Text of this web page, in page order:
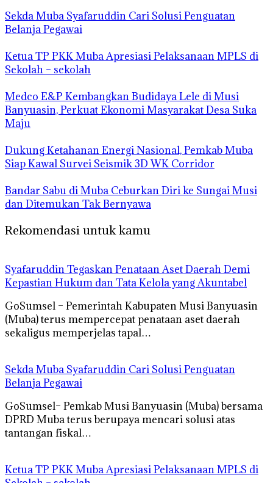
Sekda Muba Syafaruddin Cari Solusi Penguatan
Belanja Pegawai
Ketua TP PKK Muba Apresiasi Pelaksanaan MPLS di
Sekolah – sekolah
Medco E&P Kembangkan Budidaya Lele di Musi
Banyuasin, Perkuat Ekonomi Masyarakat Desa Suka
Maju
Dukung Ketahanan Energi Nasional, Pemkab Muba
Siap Kawal Survei Seismik 3D WK Corridor
Bandar Sabu di Muba Ceburkan Diri ke Sungai Musi
dan Ditemukan Tak Bernyawa
Rekomendasi untuk kamu
Syafaruddin Tegaskan Penataan Aset Daerah Demi
Kepastian Hukum dan Tata Kelola yang Akuntabel
GoSumsel – Pemerintah Kabupaten Musi Banyuasin
(Muba) terus mempercepat penataan aset daerah
sekaligus memperjelas tapal…
Sekda Muba Syafaruddin Cari Solusi Penguatan
Belanja Pegawai
GoSumsel– Pemkab Musi Banyuasin (Muba) bersama
DPRD Muba terus berupaya mencari solusi atas
tantangan fiskal…
Ketua TP PKK Muba Apresiasi Pelaksanaan MPLS di